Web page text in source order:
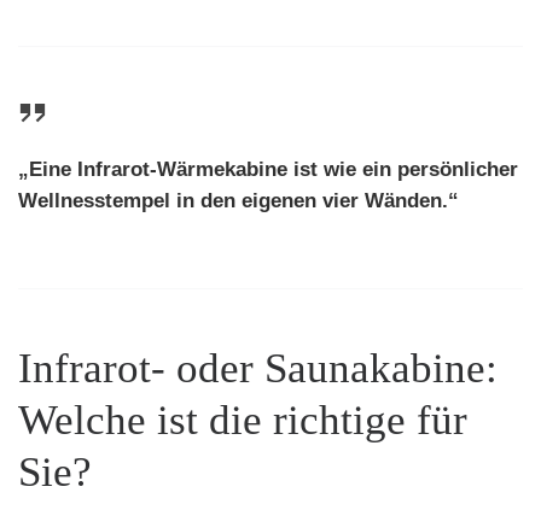
„Eine Infrarot-Wärmekabine ist wie ein persönlicher
Wellnesstempel in den eigenen vier Wänden.“
Infrarot- oder Saunakabine:
Welche ist die richtige für
Sie?